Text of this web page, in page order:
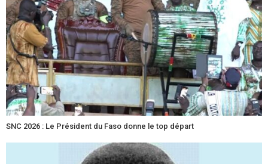
SNC 2026 : Le Président du Faso donne le top départ